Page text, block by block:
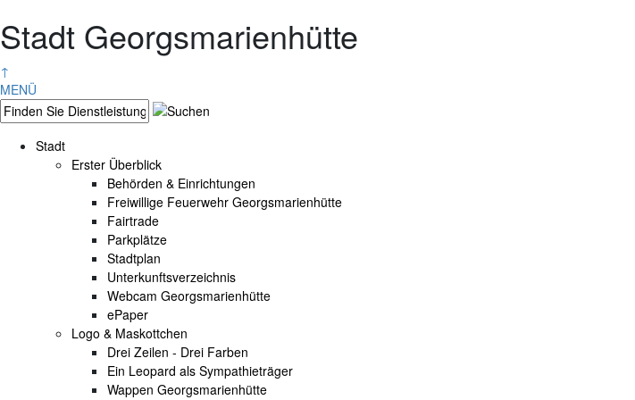
Stadt Georgsmarienhütte
↑
MENÜ
Stadt
Erster Überblick
Behörden & Einrichtungen
Freiwillige Feuerwehr Georgsmarienhütte
Fairtrade
Parkplätze
Stadtplan
Unterkunftsverzeichnis
Webcam Georgsmarienhütte
ePaper
Logo & Maskottchen
Drei Zeilen - Drei Farben
Ein Leopard als Sympathieträger
Wappen Georgsmarienhütte